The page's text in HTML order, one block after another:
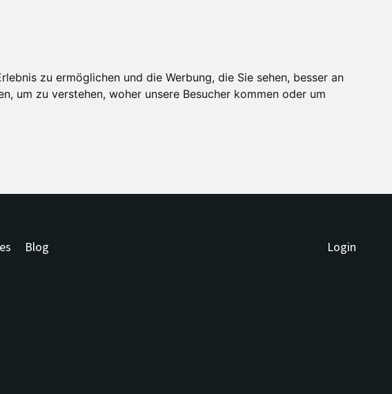
zu ermöglichen und die Werbung, die Sie sehen, besser an
um zu verstehen, woher unsere Besucher kommen oder um
Blog Login